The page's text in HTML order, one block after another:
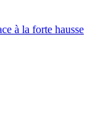
à la forte hausse